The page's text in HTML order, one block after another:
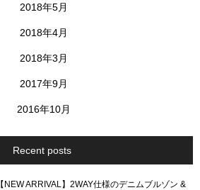
2018年5月
2018年4月
2018年3月
2017年9月
2016年10月
Recent posts
【NEW ARRIVAL】2WAY仕様のデニムブルゾン &